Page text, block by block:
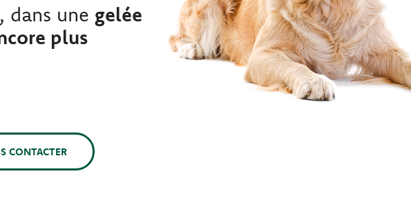
dans une gelée
plus
CONTACTER